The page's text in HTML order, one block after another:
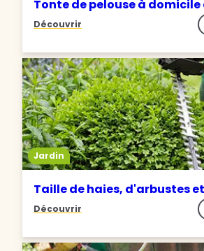
Tonte de pelouse à
Découvrir
Jardin
Taille de haies, d'arbustes
Découvrir